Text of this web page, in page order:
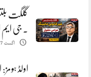
گلگت
. جی
اگست 7, 2026
اولڈ